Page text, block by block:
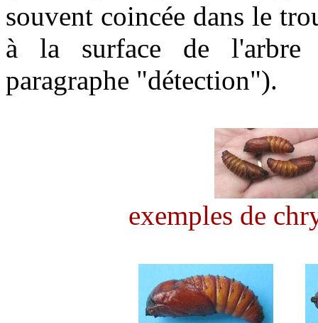
souvent coincée dans le
à la surface de l'arbre
paragraphe "détection").
exemples de